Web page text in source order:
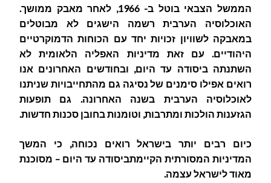
הממשל הצבאי בוטל ב- 1966, לאחר מאבק ממושך.
האוכלוסיה הערבית רשמה הישגים לא מבוטלים
במאבקה לשוויון זכויות יחד עם הכוחות הדמוקרטיים
היהודיים. עם זאת מדיניות האפליה הלאומית לא
השתנתה ביסודה עד היום, ובחודשים האחרונים אנו
רואים אפילו סימנים של נסיגה גם מהתחייבויות שניתנו
לאוכלוסיה הערבית בשנה האחרונה. גם תופעות
הגזענות הולכות ומתרבות, וטומנות בחובן סכנות חדשות.
כיום רבים יותר בישראל רואים נכוחה, כי המשך
המדיניות המסורתית הקיימתביסודה עד היום – מסוכנת
מאוד לישראל עצמה.